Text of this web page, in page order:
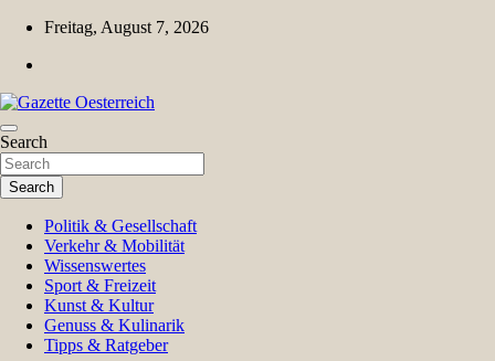
Skip
content
Freitag, August 7, 2026
Gazette Oesterreich
Magazin für Freizeit, Politik, Kultur & Wissenschaft
Search
Search
Politik & Gesellschaft
Verkehr & Mobilität
Wissenswertes
Sport & Freizeit
Kunst & Kultur
Genuss & Kulinarik
Tipps & Ratgeber